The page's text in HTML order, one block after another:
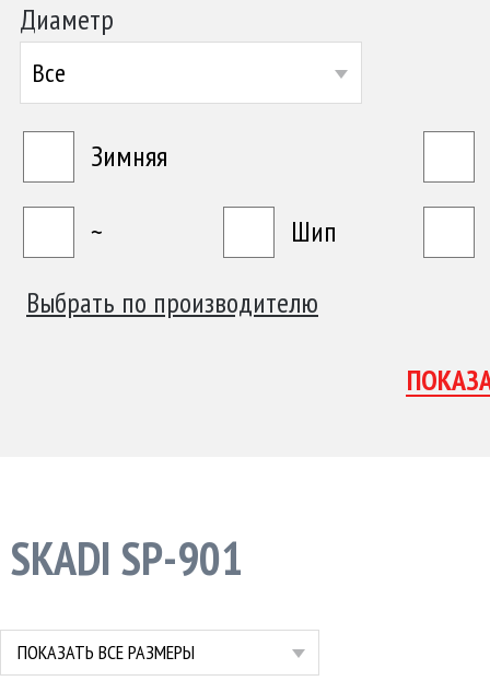
Диаметр
Все
Зимняя
~
Шип
Выбрать по производителю
SKADI SP-901
ПОКАЗАТЬ ВСЕ РАЗМЕРЫ